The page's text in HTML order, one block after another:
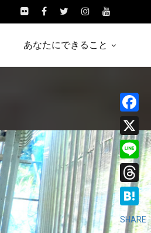
あなたにできること
X
Line
Threads
Hatena
SHARE